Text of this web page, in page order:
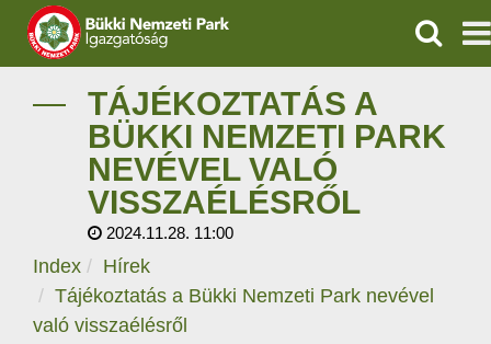
IGAZGATÓSÁG
TERMÉSZETVÉDELEM
VÍZVÉDELEM
ÖKOTURIZMUS
OKTATÁS
TÁJÉKOZTATÁS A
BÜKKI NEMZETI PARK
NEVÉVEL VALÓ
VISSZAÉLÉSRŐL
2024.11.28. 11:00
Index
Hírek
Tájékoztatás a Bükki Nemzeti Park nevével
való visszaélésről